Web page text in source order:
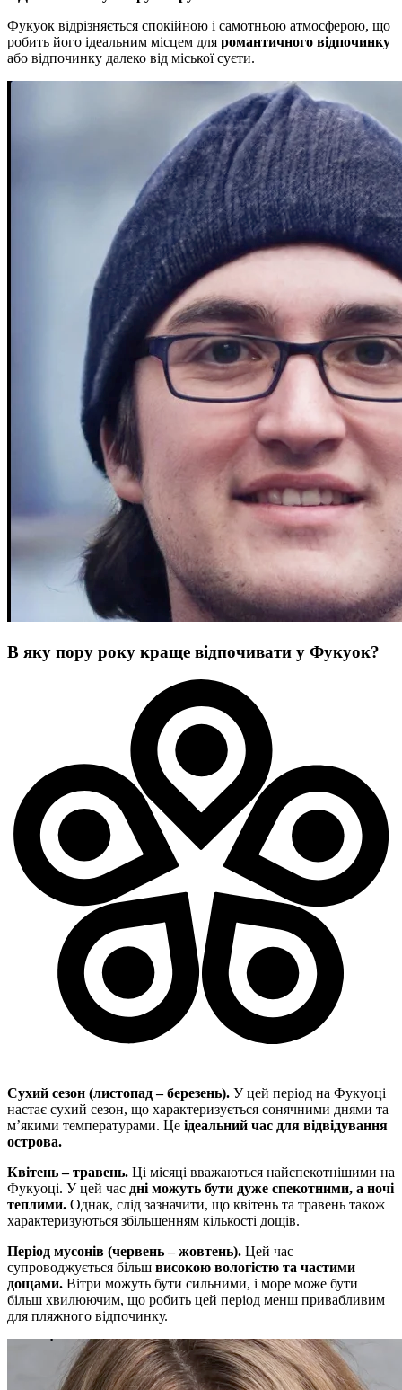
Фукуок відрізняється спокійною і самотньою атмосферою, що
робить його ідеальним місцем для романтичного відпочинку
або відпочинку далеко від міської суєти.
В яку пору року краще відпочивати у Фукуок?
Сухий сезон (листопад – березень). У цей період на Фукуоці
настає сухий сезон, що характеризується сонячними днями та
м’якими температурами. Це ідеальний час для відвідування
острова.
Квітень – травень. Ці місяці вважаються найспекотнішими на
Фукуоці. У цей час дні можуть бути дуже спекотними, а ночі
теплими. Однак, слід зазначити, що квітень та травень також
характеризуються збільшенням кількості дощів.
Період мусонів (червень – жовтень). Цей час
супроводжується більш високою вологістю та частими
дощами. Вітри можуть бути сильними, і море може бути
більш хвилюючим, що робить цей період менш привабливим
для пляжного відпочинку.